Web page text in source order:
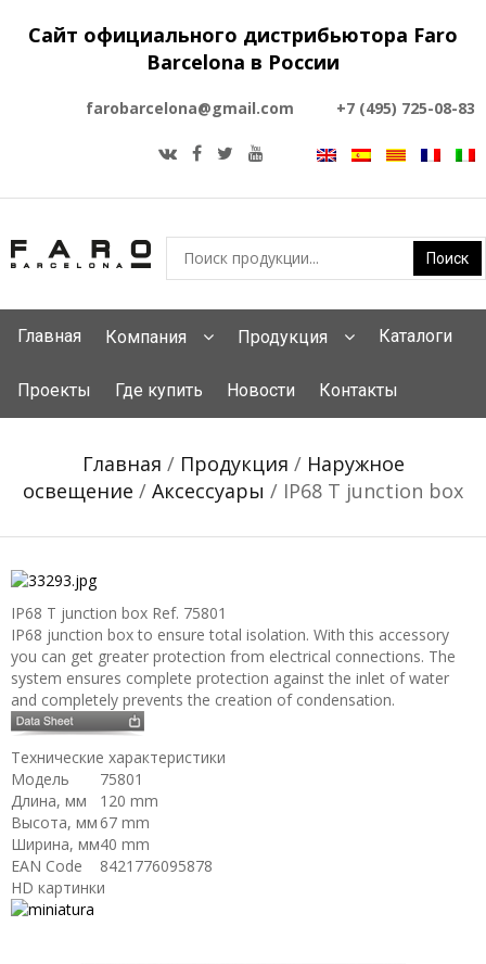
Сайт официального дистрибьютора Faro
Barcelona в России
farobarcelona@gmail.com +7 (495) 725-08-83
Главная Компания Продукция Каталоги
Проекты Где купить Новости Контакты
Главная / Продукция / Наружное
освещение / Аксессуары / IP68 T junction box
IP68 T junction box Ref. 75801
IP68 junction box to ensure total isolation. With this accessory
you can get greater protection from electrical connections. The
system ensures complete protection against the inlet of water
and completely prevents the creation of condensation.
Технические характеристики
Модель
75801
Длина, мм
120 mm
Высота, мм 67 mm
Ширина, мм40 mm
EAN Code
8421776095878
HD картинки